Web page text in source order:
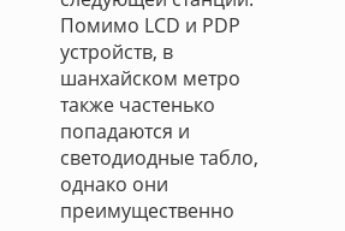
Помимо LCD и PDP
устройств, в
шанхайском метро
также частенько
попадаются и
светодиодные табло,
однако они
преимущественно